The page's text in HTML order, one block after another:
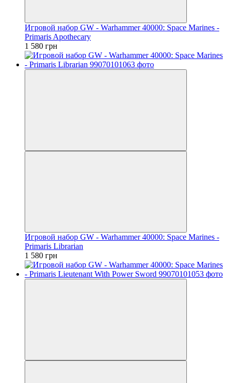
Игровой набор GW - Warhammer 40000: Space Marines -
Primaris Apothecary
1 580 грн
Игровой набор GW - Warhammer 40000: Space Marines -
Primaris Librarian
1 580 грн